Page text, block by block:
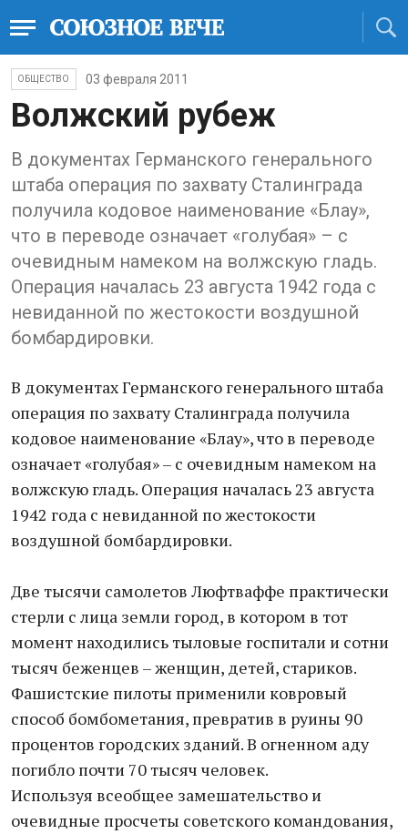
ОБЩЕСТВО 03 февраля 2011
Волжский рубеж
В документах Германского генерального
штаба операция по захвату Сталинграда
получила кодовое наименование «Блау»,
что в переводе означает «голубая» – с
очевидным намеком на волжскую гладь.
Операция началась 23 августа 1942 года с
невиданной по жестокости воздушной
бомбардировки.
В документах Германского генерального штаба
операция по захвату Сталинграда получила
кодовое наименование «Блау», что в переводе
означает «голубая» – с очевидным намеком на
волжскую гладь. Операция началась 23 августа
1942 года с невиданной по жестокости
воздушной бомбардировки.
Две тысячи самолетов Люфтваффе практически
стерли с лица земли город, в котором в тот
момент находились тыловые госпитали и сотни
тысяч беженцев – женщин, детей, стариков.
Фашистские пилоты применили ковровый
способ бомбометания, превратив в руины 90
процентов городских зданий. В огненном аду
погибло почти 70 тысяч человек.
Используя всеобщее замешательство и
очевидные просчеты советского командования,